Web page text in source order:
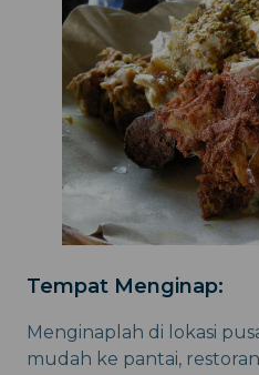
Tempat Menginap:
Menginaplah di lokasi
mudah ke pantai,